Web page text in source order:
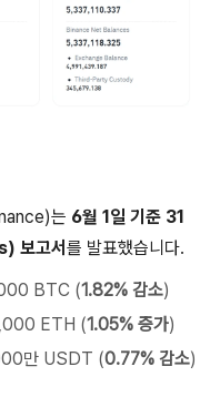
는 6월 1일 기준 31
보고서 를 발표했습니다.
BTC (1.82% 감소)
ETH (1.05% 증가)
만 USDT (0.77% 감소)